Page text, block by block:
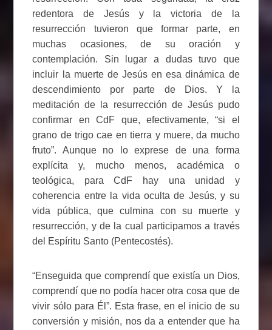
redentora de Jesús y la victoria de la
resurrección tuvieron que formar parte, en
muchas ocasiones, de su oración y
contemplación. Sin lugar a dudas tuvo que
incluir la muerte de Jesús en esa dinámica de
descendimiento por parte de Dios. Y la
meditación de la resurrección de Jesús pudo
confirmar en CdF que, efectivamente, “si el
grano de trigo cae en tierra y muere, da mucho
fruto”. Aunque no lo exprese de una forma
explícita y, mucho menos, académica o
teológica, para CdF hay una unidad y
coherencia entre la vida oculta de Jesús, y su
vida pública, que culmina con su muerte y
resurrección, y de la cual participamos a través
del Espíritu Santo (Pentecostés).
“Enseguida que comprendí que existía un Dios,
comprendí que no podía hacer otra cosa que de
vivir sólo para Él”. Esta frase, en el inicio de su
conversión y misión, nos da a entender que ha